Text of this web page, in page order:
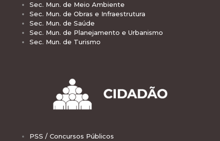
Sec. Mun. de Meio Ambiente
Sec. Mun. de Obras e Infraestrutura
Sec. Mun. de Saúde
Sec. Mun. de Planejamento e Urbanismo
Sec. Mun. de Turismo
PSS / Concursos Públicos